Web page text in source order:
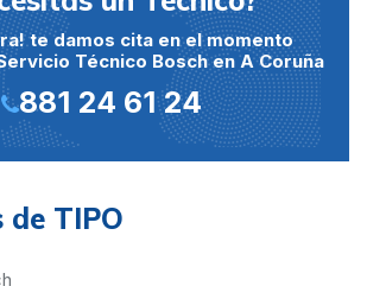
te damos cita en el momento
Técnico Bosch en A Coruña
881 24 61 24
de TIPO